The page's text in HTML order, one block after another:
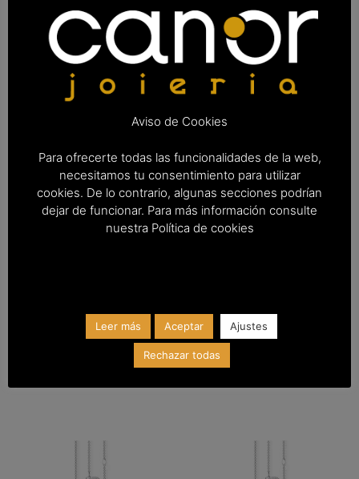
Detalles
Material
Plata de ley 925
Grosor
aprox. 3,00 mm (0,12 Inch)
Largo (cm)
18,50
PRODUCTOS RELACIONADOS
Aviso de Cookies
Para ofrecerte todas las funcionalidades de la web,
necesitamos tu consentimiento para utilizar
cookies. De lo contrario, algunas secciones podrían
dejar de funcionar. Para más información consulte
nuestra Política de cookies
Leer más Aceptar Ajustes
Rechazar todas